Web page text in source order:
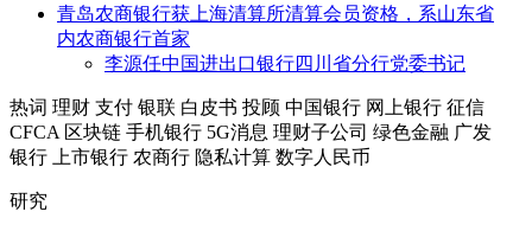
青岛农商银行获上海清算所清算会员资格，系山东省
内农商银行首家
李源任中国进出口银行四川省分行党委书记
热词 理财 支付 银联 白皮书 投顾 中国银行 网上银行 征信
CFCA 区块链 手机银行 5G消息 理财子公司 绿色金融 广发
银行
上市银行 农商行 隐私计算 数字人民币
研究